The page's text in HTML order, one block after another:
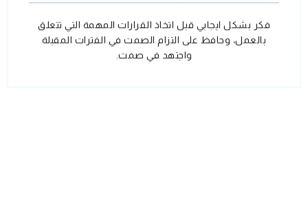
فكر بشكل ايجابي قبل اتخاذ القرارات المهمة التي تتعلق
بالعمل، وحافظ على التزام الصمت في الفترات المقبلة
واجتهد في صمت.